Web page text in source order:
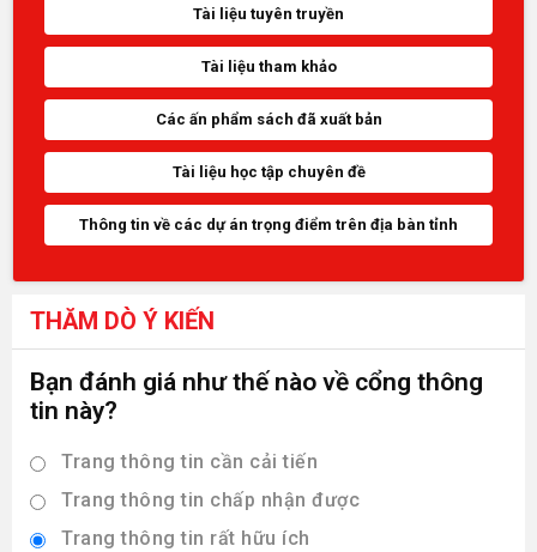
Tài liệu tuyên truyền
Tài liệu tham khảo
Các ấn phẩm sách đã xuất bản
Tài liệu học tập chuyên đề
Thông tin về các dự án trọng điểm trên địa bàn tỉnh
THĂM DÒ Ý KIẾN
Bạn đánh giá như thế nào về cổng thông
tin này?
Trang thông tin cần cải tiến
Trang thông tin chấp nhận được
Trang thông tin rất hữu ích